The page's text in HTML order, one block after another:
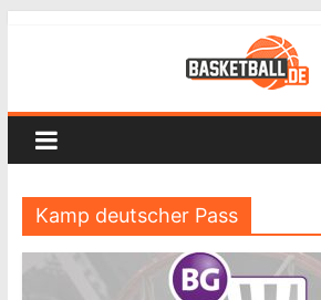
Kamp deutscher Pass